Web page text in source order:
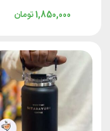
تومان1,850,000